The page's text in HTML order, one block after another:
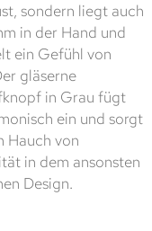
sondern liegt auch
in der Hand und
ein Gefühl von
gläserne
in Grau fügt
ein und sorgt
Hauch von
in dem ansonsten
Design.